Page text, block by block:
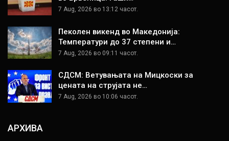
7 Aug, 2026 во 13:12 часот.
Пеколен викенд во Македонија:
Температури до 37 степени и…
7 Aug, 2026 во 09:11 часот.
СДСМ: Ветувањата на Мицкоски за
цената на струјата не…
7 Aug, 2026 во 10:06 часот.
АРХИВА